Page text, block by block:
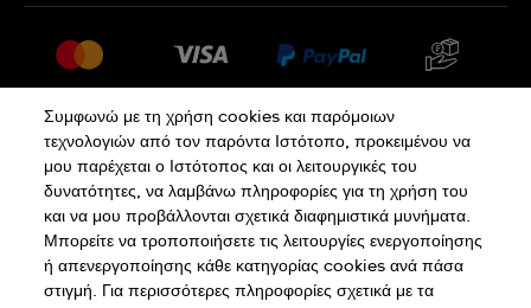
Επιστροφές
Όροι Πώλησης
Κάνε κλικ εδώ για υπαναχώρηση
Θέσεις Εργασίας
Πολιτική Απορρήτου Πολιτική Cookies
Όροι Χρήσης
Συμφωνώ με τη χρήση cookies και παρόμοιων
τεχνολογιών από τον παρόντα Ιστότοπο, προκειμένου να
μου παρέχεται ο Ιστότοπος και οι λειτουργικές του
δυνατότητες, να λαμβάνω πληροφορίες για τη χρήση του
και να μου προβάλλονται σχετικά διαφημιστικά μυνήματα.
Μπορείτε να τροποποιήσετε τις λειτουργίες ενεργοποίησης
ή απενεργοποίησης κάθε κατηγορίας cookies ανά πάσα
στιγμή. Για περισσότερες πληροφορίες σχετικά με τα